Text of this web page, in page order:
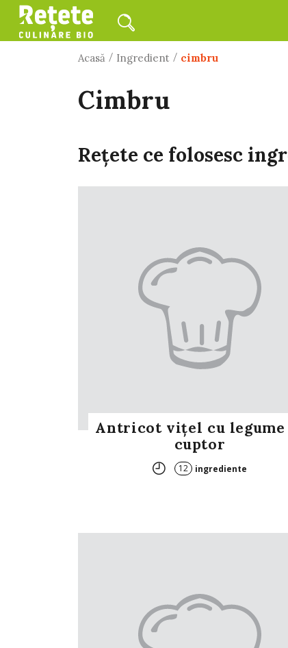
Acasă / Ingredient / cimbru
cimbru
Rețete ce folosesc
Antricot vițel cu legume
cuptor
12 ingrediente